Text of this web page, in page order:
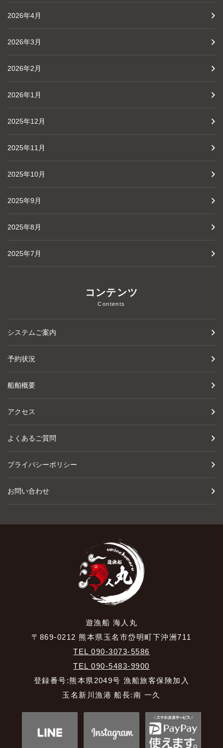
2026年4月
2026年3月
2026年2月
2026年1月
2025年12月
2025年11月
2025年10月
2025年9月
2025年8月
2025年7月
コンテンツ
Contents
システムご案内
予約状況
船舶概要
アクセス
よくあるご質問
プライバシーポリシー
お問い合わせ
遊漁船 海人丸
〒869-0212 熊本県玉名市岱明町下沖洲711
TEL 090-3073-5586
TEL 090-5483-9900
登録番号:熊本県2049号 漁船旅客保険加入
玉名新川漁港 船長:南 一久